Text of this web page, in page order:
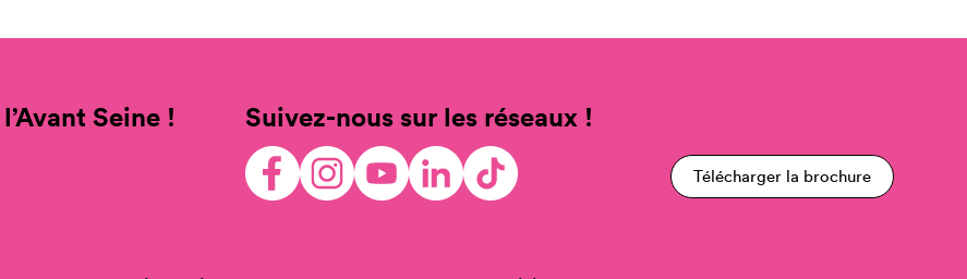
Seine ! Suivez-nous sur les réseaux !
Télécharger la brochure